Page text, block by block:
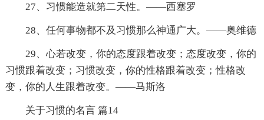
27、习惯能造就第二天性。——西塞罗
28、任何事物都不及习惯那么神通广大。——奥维德
29、心若改变，你的态度跟着改变；态度改变，你的
习惯跟着改变；习惯改变，你的性格跟着改变；性格改
变，你的人生跟着改变。——马斯洛
关于习惯的名言 篇14